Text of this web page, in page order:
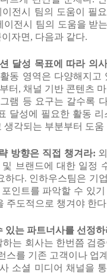
이전시 팀의 도움이 필
이전시 팀의 도움을 받
자면, 다음과 같다.
달성 목표에 따라 의
동 영역은 다양해지고
터 , 채널 기반 콘텐츠
램 등 요구는 갈수록
달성에 필요한 활동
각되는 부분부터 도움
방향은 직접 챙겨라:
브랜드에 대한 일정
하다. 인하우스팀은 기
포인트를 파악할 수 있
주도적으로 챙겨야 한다
있는 파트너사를 선정
는 회사는 한번쯤 검
스를 기존 고객이나 업
소셜 미디어 채널을